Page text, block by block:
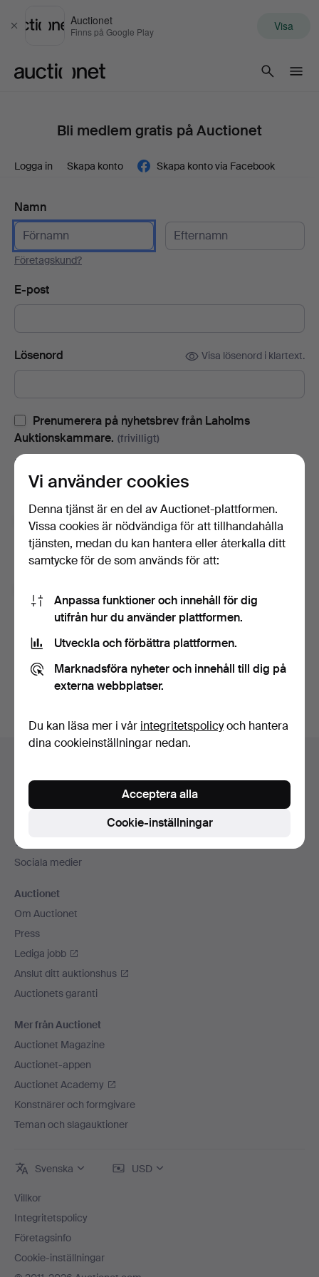
Stäng
Auctionet
Finns på Google Play Visa
Bli medlem gratis på Auctionet
Logga in Skapa konto Skapa konto via Facebook
Namn
Företagskund?
E-post
Lösenord Visa lösenord i klartext.
Prenumerera på nyhetsbrev från Laholms
Auktionskammare. (frivilligt)
Med bl.a. auktionskataloger, inbjudningar till evenemang och
nyheter. Om du ångrar dig kan du enkelt avsluta
prenumerationen.
Prenumerera på Auctionets nyhetsbrev. (frivilligt)
Med bl.a. experttips, utvalda föremål och inspiration. Om du
ångrar dig kan du enkelt avsluta prenumerationen.
användarvillkoren,köpvillkoren samt bekräftar att jag
har tagit del avintegritetspolicyn.
Skapa konto
Sidfotsnavigation
Kontakta support
Alla auktionshus
Vi skickar med
Sociala medier
Auctionet
Om Auctionet
Press
Lediga jobb
Anslut ditt auktionshus
Auctionets garanti
Mer från Auctionet
Auctionet Magazine
Auctionet-appen
Auctionet Academy
Konstnärer och formgivare
Teman och slagauktioner
Svenska USD
Villkor
Integritetspolicy
Företagsinfo
Cookie-inställningar
Vi använder cookies
Denna tjänst är en del av Auctionet-plattformen.
Vissa cookies är nödvändiga för att tillhandahålla
tjänsten, medan du kan hantera eller återkalla ditt
samtycke för de som används för att:
Anpassa funktioner och innehåll för dig
utifrån hur du använder plattformen.
Utveckla och förbättra plattformen.
Marknadsföra nyheter och innehåll till dig på
externa webbplatser.
Du kan läsa mer i vår integritetspolicyoch hantera
dina cookieinställningar nedan.
Cookie-inställningar
Acceptera alla